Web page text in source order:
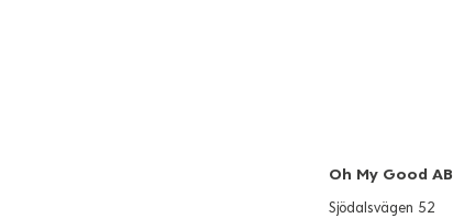
Oh My Good AB
Sjödalsvägen 52